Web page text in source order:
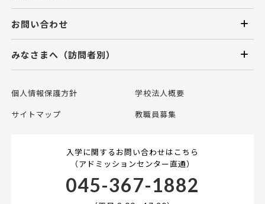
お問い合わせ
みなさまへ（訪問者別）
個人情報保護方針 学校法人概要
サイトマップ 教職員募集
入学に関するお問い合わせはこちら
（アドミッションセンター直通）
045-367-1882